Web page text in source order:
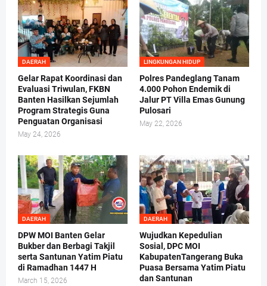
DAERAH
Gelar Rapat Koordinasi dan
Evaluasi Triwulan, FKBN
Banten Hasilkan Sejumlah
Program Strategis Guna
Penguatan Organisasi
May 24, 2026
LINGKUNGAN HIDUP
Polres Pandeglang Tanam
4.000 Pohon Endemik di
Jalur PT Villa Emas Gunung
Pulosari
May 22, 2026
DAERAH
DPW MOI Banten Gelar
Bukber dan Berbagi Takjil
serta Santunan Yatim Piatu
di Ramadhan 1447 H
March 15, 2026
DAERAH
Wujudkan Kepedulian
Sosial, DPC MOI
KabupatenTangerang Buka
Puasa Bersama Yatim Piatu
dan Santunan